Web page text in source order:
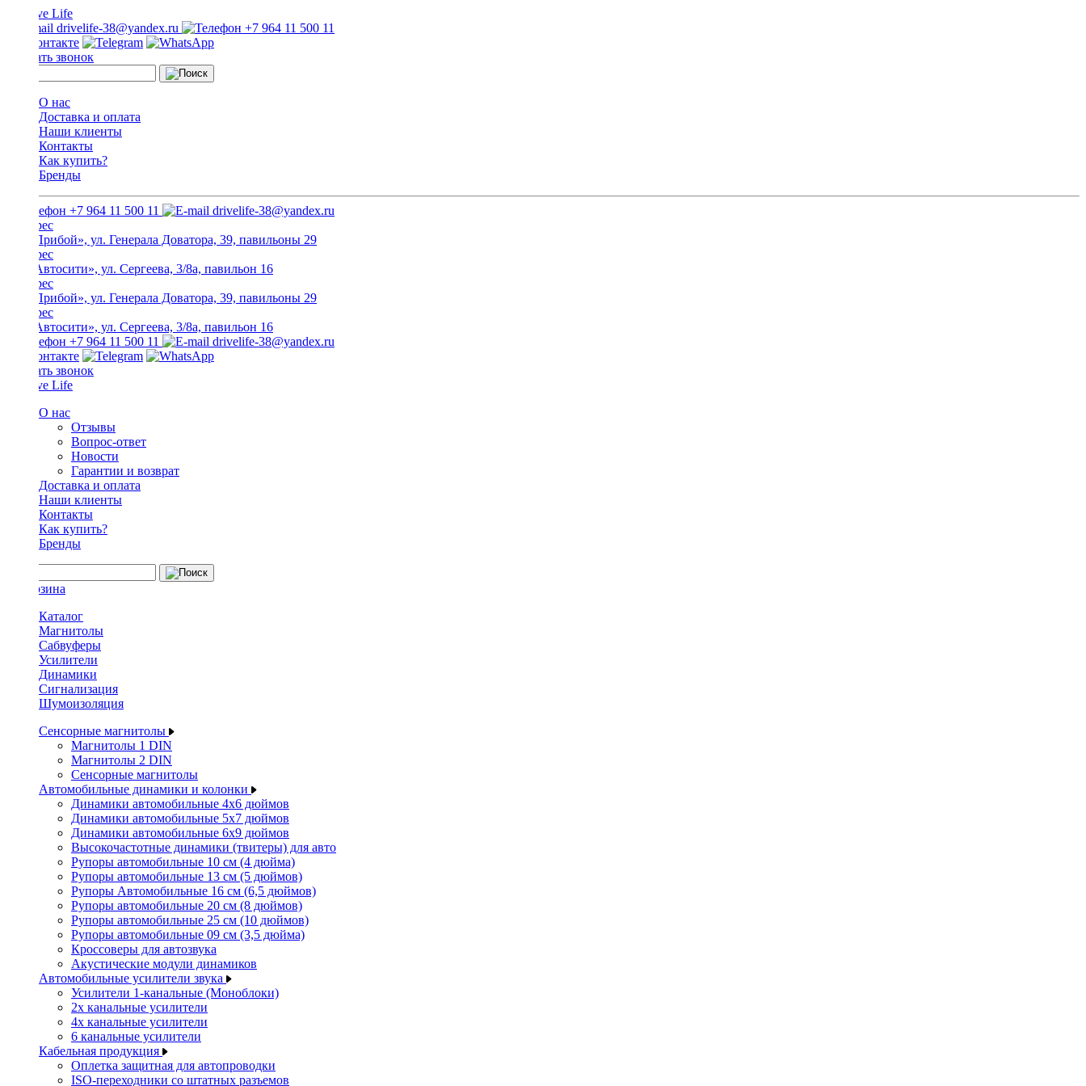
drivelife-38@yandex.ru +7 964 11 500 11
Заказать звонок
О нас
Доставка и оплата
Наши клиенты
Контакты
Как купить?
Бренды
+7 964 11 500 11 drivelife-38@yandex.ru
ТЦ «Прибой», ул. Генерала Доватора, 39, павильоны 29
ТЦ «Автосити», ул. Сергеева, 3/8а, павильон 16
ТЦ «Прибой», ул. Генерала Доватора, 39, павильоны 29
ТЦ «Автосити», ул. Сергеева, 3/8а, павильон 16
+7 964 11 500 11
drivelife-38@yandex.ru
Заказать звонок
О нас
Отзывы
Вопрос-ответ
Новости
Гарантии и возврат
Доставка и оплата
Наши клиенты
Контакты
Как купить?
Бренды
Каталог
Магнитолы
Сабвуферы
Усилители
Динамики
Сигнализация
Шумоизоляция
Сенсорные магнитолы
Магнитолы 1 DIN
Магнитолы 2 DIN
Сенсорные магнитолы
Автомобильные динамики и колонки
Динамики автомобильные 4x6 дюймов
Динамики автомобильные 5x7 дюймов
Динамики автомобильные 6x9 дюймов
Высокочастотные динамики (твитеры) для авто
Рупоры автомобильные 10 см (4 дюйма)
Рупоры автомобильные 13 см (5 дюймов)
Рупоры Автомобильные 16 см (6,5 дюймов)
Рупоры автомобильные 20 см (8 дюймов)
Рупоры автомобильные 25 см (10 дюймов)
Рупоры автомобильные 09 см (3,5 дюйма)
Кроссоверы для автозвука
Акустические модули динамиков
Автомобильные усилители звука
Усилители 1-канальные (Моноблоки)
2х канальные усилители
4х канальные усилители
6 канальные усилители
Кабельная продукция
Оплетка защитная для автопроводки
ISO-переходники со штатных разъемов